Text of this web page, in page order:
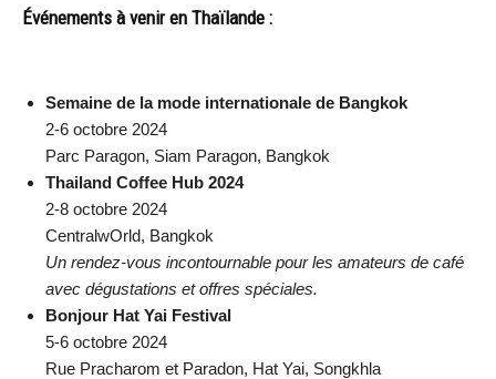
Événements à venir en Thaïlande :
Semaine de la mode internationale de Bangkok
2-6 octobre 2024
Parc Paragon, Siam Paragon, Bangkok
Thailand Coffee Hub 2024
2-8 octobre 2024
CentralwOrld, Bangkok
Un rendez-vous incontournable pour les amateurs de café
avec dégustations et offres spéciales.
Bonjour Hat Yai Festival
5-6 octobre 2024
Rue Pracharom et Paradon, Hat Yai, Songkhla